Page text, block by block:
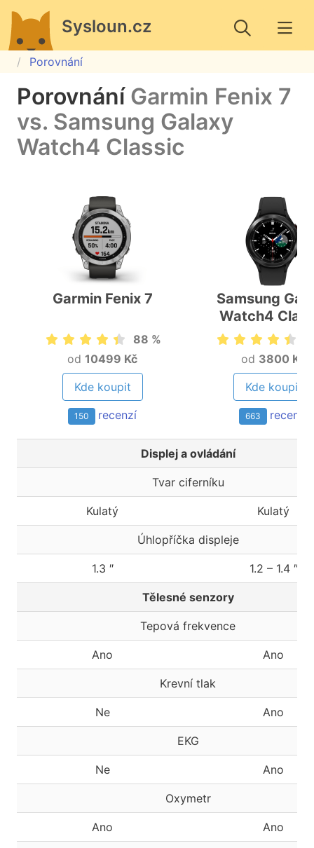
Sysloun.cz
Porovnání
Porovnání Garmin Fenix 7
vs. Samsung Galaxy
Watch4 Classic
Garmin Fenix 7
88 %
od 10499 Kč
Kde koupit
150 recenzí
Samsung
Watch4
od 3800 Kč
Kde koupit
663 recenzí
Displej a ovládání
Tvar ciferníku
Kulatý Kulatý
Úhlopříčka displeje
1.3 ″ 1.2 – 1.4 ″
Tělesné senzory
Tepová frekvence
Ano Ano
Krevní tlak
Ne Ano
EKG
Ne Ano
Oxymetr
Ano Ano